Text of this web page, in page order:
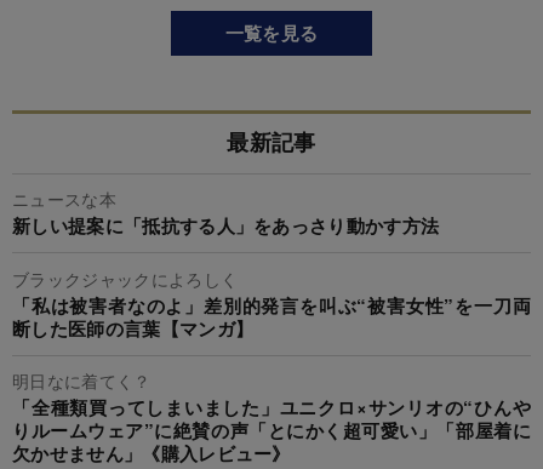
一覧を見る
最新記事
ニュースな本
新しい提案に「抵抗する人」をあっさり動かす方法
ブラックジャックによろしく
「私は被害者なのよ」差別的発言を叫ぶ“被害女性”を一刀両
断した医師の言葉【マンガ】
明日なに着てく？
「全種類買ってしまいました」ユニクロ×サンリオの“ひんや
りルームウェア”に絶賛の声「とにかく超可愛い」「部屋着に
欠かせません」《購入レビュー》